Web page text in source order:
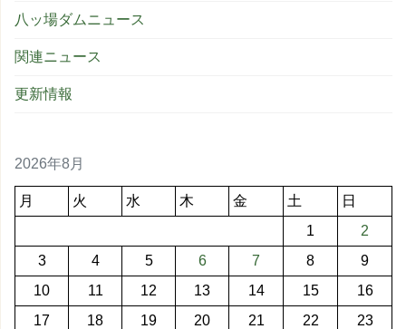
八ッ場ダムニュース
関連ニュース
更新情報
2026年8月
月 火 水 木 金 土
日
1
2
3
4 5 6 7 8
9
10
11 12 13 14 15
16
17
18 19 20 21 22
23